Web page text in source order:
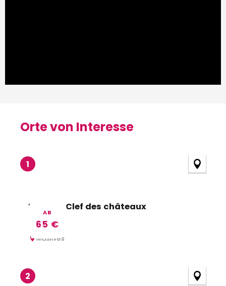
Orte von Interesse
1
AB
65 €
Hôtel La Clef des châteaux
Maslives
2